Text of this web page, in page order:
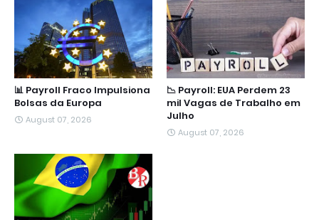
📊 Payroll Fraco Impulsiona
Bolsas da Europa
August 07, 2026
📉 Payroll: EUA Perdem 23
mil Vagas de Trabalho em
Julho
August 07, 2026